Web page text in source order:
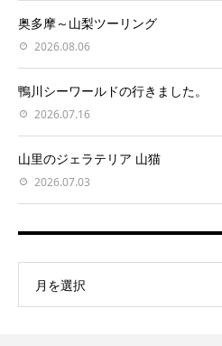
奥多摩～山梨ツーリング
2026.08.06
鴨川シーワールドの行きました。
2026.07.16
山里のジェラテリア 山猫
2026.07.03
月を選択